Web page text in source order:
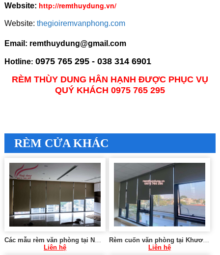
Website: http://remthuydung.vn/
Website: thegioiremvanphong.com
Email: remthuydung@gmail.com
Hotline: 0975 765 295 - 038 314 6901
RÈM THÙY DUNG HÂN HẠNH ĐƯỢC PHỤC VỤ
QUÝ KHÁCH 0975 765 295
RÈM CỬA KHÁC
Liên hệ
Rèm cuốn văn phòng tại Khương Đình, Thanh Xuân
Liên hệ